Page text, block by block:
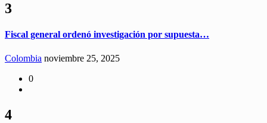
3
Fiscal general ordenó investigación por supuesta…
Colombia noviembre 25, 2025
0
4